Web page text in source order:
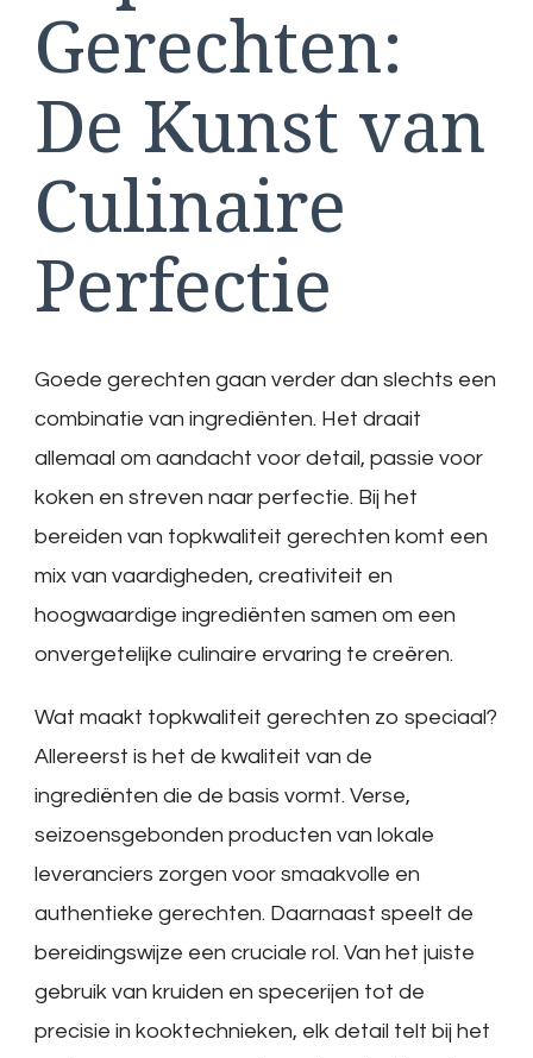
Gerechten:
De Kunst van
Culinaire
Perfectie
Goede gerechten gaan verder dan slechts een
combinatie van ingrediënten. Het draait
allemaal om aandacht voor detail, passie voor
koken en streven naar perfectie. Bij het
bereiden van topkwaliteit gerechten komt een
mix van vaardigheden, creativiteit en
hoogwaardige ingrediënten samen om een
onvergetelijke culinaire ervaring te creëren.
Wat maakt topkwaliteit gerechten zo speciaal?
Allereerst is het de kwaliteit van de
ingrediënten die de basis vormt. Verse,
seizoensgebonden producten van lokale
leveranciers zorgen voor smaakvolle en
authentieke gerechten. Daarnaast speelt de
bereidingswijze een cruciale rol. Van het juiste
gebruik van kruiden en specerijen tot de
precisie in kooktechnieken, elk detail telt bij het